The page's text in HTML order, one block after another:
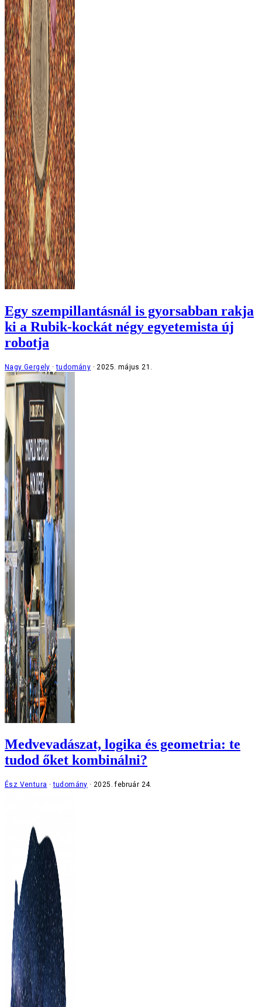
Egy szempillantásnál is gyorsabban rakja
ki a Rubik-kockát négy egyetemista új
robotja
Nagy Gergely tudomány 2025. május 21.
Medvevadászat, logika és geometria: te
tudod őket kombinálni?
Ész Ventura tudomány 2025. február 24.